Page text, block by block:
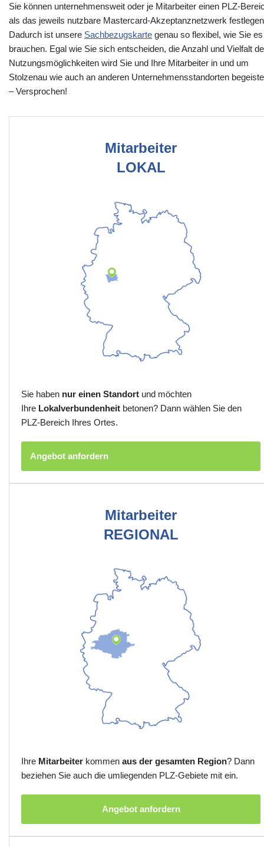
Sie können unternehmensweit oder je Mitarbeiter einen PLZ-
als das jeweils nutzbare Mastercard-Akzeptanznetzwerk
Dadurch ist unsere Sachbezugskarte genau so flexibel, wie Sie es
brauchen. Egal wie Sie sich entscheiden, die Anzahl und Vielfalt
Nutzungsmöglichkeiten wird Sie und Ihre Mitarbeiter in und um
Stolzenau wie auch an anderen Unternehmensstandorten
– Versprochen!
Mitarbeiter
LOKAL
Sie haben nur einen Standort und möchten
Ihre Lokalverbundenheit betonen? Dann wählen Sie den
PLZ-Bereich Ihres Ortes.
Angebot anfordern
Mitarbeiter
REGIONAL
Ihre Mitarbeiter kommen aus der gesamten Region? Dann
beziehen Sie auch die umliegenden PLZ-Gebiete mit ein.
Angebot anfordern